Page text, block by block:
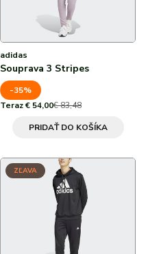
adidas
Souprava 3 Stripes
-35%
Teraz € 54,00€ 83,48
PRIDAŤ DO KOŠÍKA
ZĽAVA